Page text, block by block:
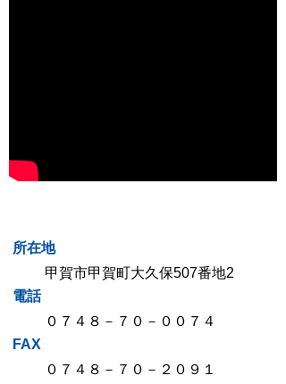
所在地
甲賀市甲賀町大久保507番地2
電話
０７４８－７０－００７４
FAX
０７４８－７０－２０９１